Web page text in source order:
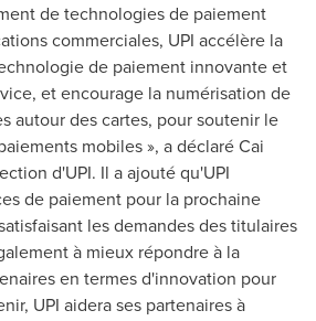
de technologies de paiement
commerciales, UPI accélère la
de paiement innovante et
et encourage la numérisation de
autour des cartes, pour soutenir le
mobiles », a déclaré Cai
d'UPI. Il a ajouté qu'UPI
de paiement pour la prochaine
les demandes des titulaires
à mieux répondre à la
en termes d'innovation pour
UPI aidera ses partenaires à